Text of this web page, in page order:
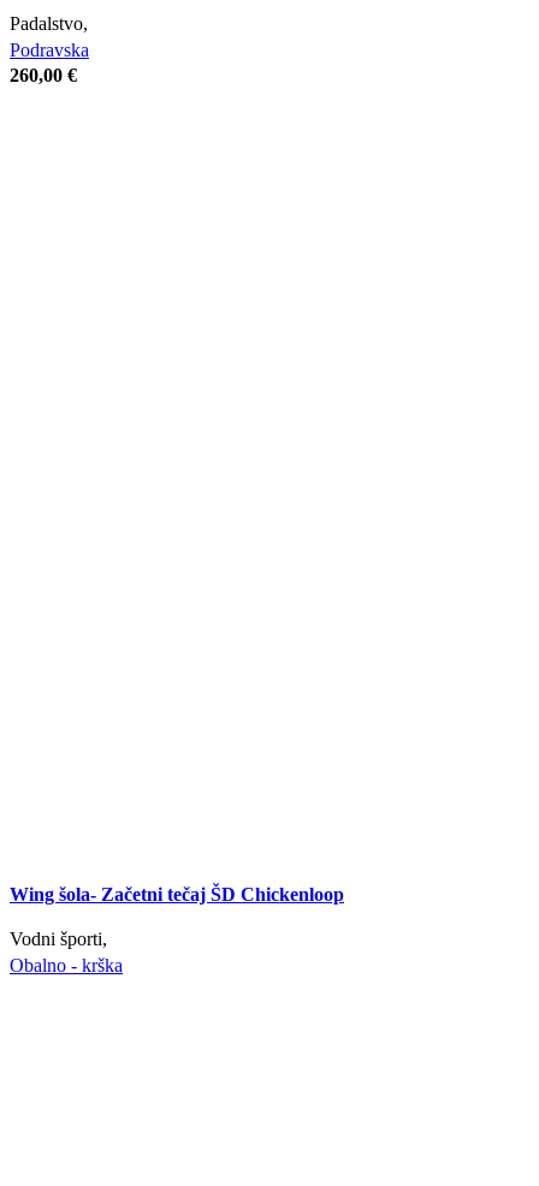
Padalstvo,
Podravska
260,00 €
Wing šola- Začetni tečaj ŠD Chickenloop
Vodni športi,
Obalno - krška